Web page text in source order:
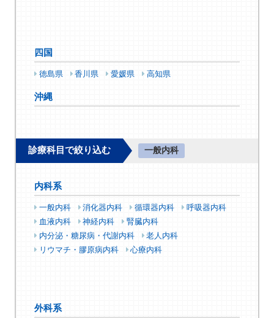
四国
徳島県 香川県 愛媛県 高知県
沖縄
診療科目で絞り込む 一般内科
内科系
一般内科 消化器内科 循環器内科
呼吸器内科
血液内科
神経内科
腎臓内科
内分泌・糖尿病・代謝内科
老人内科
リウマチ・膠原病内科
心療内科
外科系